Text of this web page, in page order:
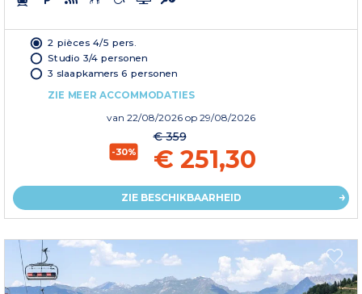
2 pièces 4/5 pers.
Studio 3/4 personen
3 slaapkamers 6 personen
ZIE MEER ACCOMMODATIES
van 22/08/2026 op 29/08/2026
-30%
€ 359
€ 251,30
ZIE BESCHIKBAARHEID